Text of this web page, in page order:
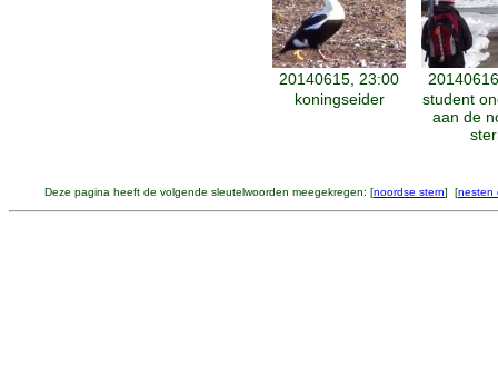
20140615, 23:00
koningseider
student
aan de
Deze pagina heeft de volgende sleutelwoorden meegekregen: [noordse stern] [nesten